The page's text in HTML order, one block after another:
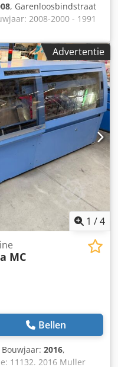
, Garenloosbindstraat
2008-2000 - 1991
Martini 1571
- Aantal
diktecontrole -
- Overgave naar de
Martini Pantera
- Kleurenmonitor met
- Handinleg - Aantal
- Stofafzuiging - PUR
MOD 30
voor
- Gaasstation -
-
Advertentie
1 /4
MC
Bellen
Bouwjaar: 2016,
11132. 2016 Muller